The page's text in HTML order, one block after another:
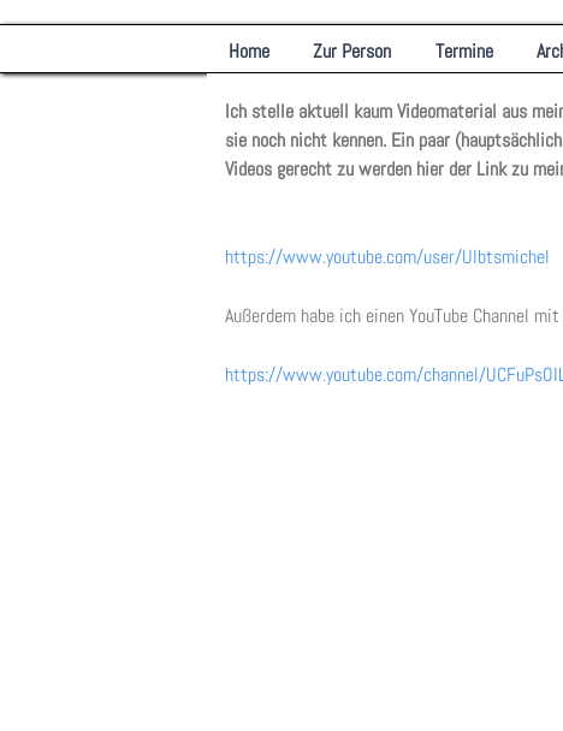
Home Zur Person Termine
Ich stelle aktuell kaum Videomaterial aus
sie noch nicht kennen. Ein paar
Videos gerecht zu werden hier der Link zu
https://www.youtube.com/user/Ulbtsmichel
Außerdem habe ich einen YouTube Channel
https://www.youtube.com/channel/